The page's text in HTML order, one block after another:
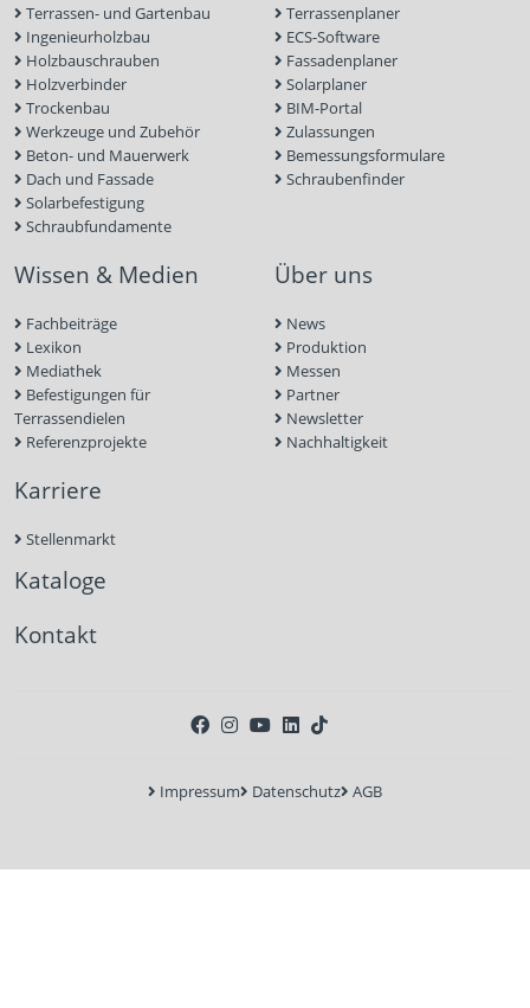
Terrassen- und Gartenbau
Ingenieurholzbau
Holzbauschrauben
Holzverbinder
Trockenbau
Werkzeuge und Zubehör
Beton- und Mauerwerk
Dach und Fassade
Solarbefestigung
Schraubfundamente
Terrassenplaner
ECS-Software
Fassadenplaner
Solarplaner
BIM-Portal
Zulassungen
Bemessungsformulare
Schraubenfinder
Wissen & Medien
Fachbeiträge
Lexikon
Mediathek
Befestigungen für
Terrassendielen
Referenzprojekte
Über uns
News
Produktion
Messen
Partner
Newsletter
Nachhaltigkeit
Karriere
Stellenmarkt
Kataloge
Kontakt
Impressum Datenschutz AGB